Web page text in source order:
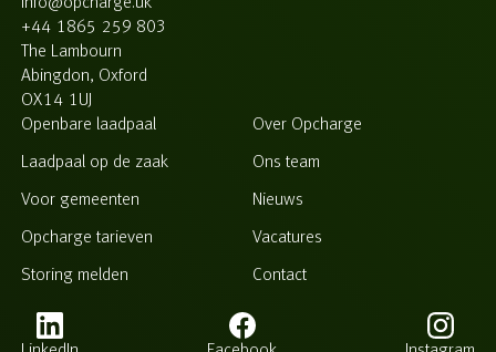
+44 1865 259 803
The Lambourn
Abingdon, Oxford
OX14 1UJ
Openbare laadpaal
Laadpaal op de zaak
Voor gemeenten
Opcharge tarieven
Storing melden
Over Opcharge
Ons team
Nieuws
Vacatures
Contact